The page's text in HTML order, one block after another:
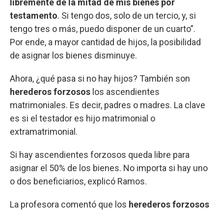
libremente de la mitad de mis bienes por
testamento. Si tengo dos, solo de un tercio, y, si
tengo tres o más, puedo disponer de un cuarto”.
Por ende, a mayor cantidad de hijos, la posibilidad
de asignar los bienes disminuye.
Ahora, ¿qué pasa si no hay hijos? También son
herederos forzosos los ascendientes
matrimoniales. Es decir, padres o madres. La clave
es si el testador es hijo matrimonial o
extramatrimonial.
Si hay ascendientes forzosos queda libre para
asignar el 50% de los bienes. No importa si hay uno
o dos beneficiarios, explicó Ramos.
La profesora comentó que los herederos forzosos